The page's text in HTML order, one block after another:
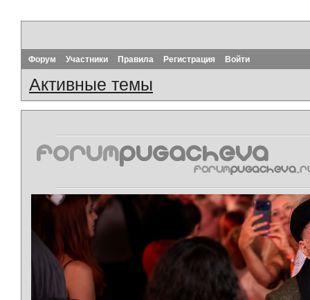
Форум Участники Правила Регистрация Войти
Активные темы